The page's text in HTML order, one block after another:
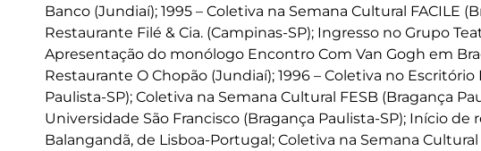
Banco (Jundiaí); 1995 – Coletiva na Semana Cultural FACILE
Restaurante Filé & Cia. (Campinas-SP); Ingresso no Grupo
Apresentação do monólogo Encontro Com Van Gogh em
Restaurante O Chopão (Jundiaí); 1996 – Coletiva no
Paulista-SP); Coletiva na Semana Cultural FESB (Bragança
Universidade São Francisco (Bragança Paulista-SP); Início de
Balangandã, de Lisboa-Portugal; Coletiva na Semana Cultural